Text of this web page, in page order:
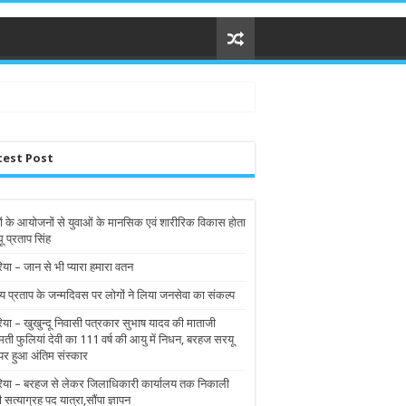
Post
के आयोजनों से युवाओं के मानसिक एवं शारीरिक विकास होता
प्रताप सिंह
– जान से भी प्यारा हमारा वतन
प्रताप के जन्मदिवस पर लोगों ने लिया जनसेवा का संकल्प
– खुखुन्दू निवासी पत्रकार सुभाष यादव की माताजी
फुलियां देवी का 111 वर्ष की आयु में निधन, बरहज सरयू
हुआ अंतिम संस्कार
– बरहज से लेकर जिलाधिकारी कार्यालय तक निकाली
सत्याग्रह पद यात्रा,सौंपा ज्ञापन